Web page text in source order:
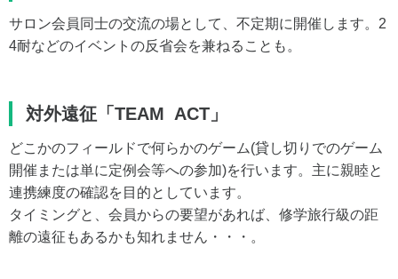
サロン会員同士の交流の場として、不定期に開催します。2
4耐などのイベントの反省会を兼ねることも。
対外遠征「TEAM ACT」
どこかのフィールドで何らかのゲーム(貸し切りでのゲーム
開催または単に定例会等への参加)を行います。主に親睦と
連携練度の確認を目的としています。
タイミングと、会員からの要望があれば、修学旅行級の距
離の遠征もあるかも知れません・・・。